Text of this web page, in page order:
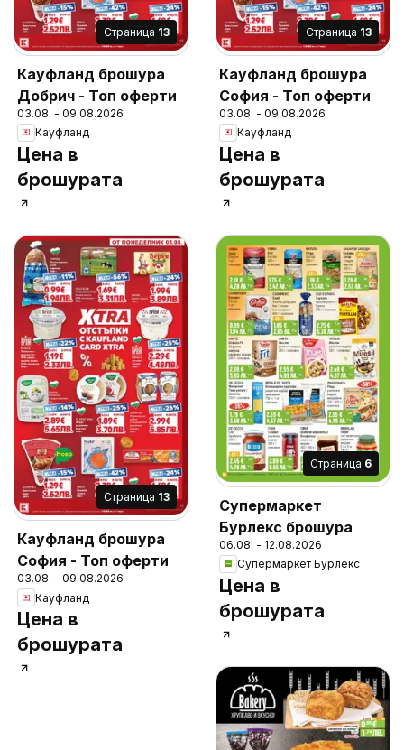
Cтраница 13
Кауфланд брошура
Добрич - Топ оферти
03.08. - 09.08.2026
Кауфланд
Цена в
брошурата
Cтраница 13
Кауфланд брошура
София - Топ оферти
03.08. - 09.08.2026
Кауфланд
Цена в
брошурата
Cтраница 13
Кауфланд брошура
София - Топ оферти
03.08. - 09.08.2026
Кауфланд
Цена в
брошурата
Cтраница 6
Супермаркет
Бурлекс брошура
06.08. - 12.08.2026
Супермаркет Бурлекс
Цена в
брошурата